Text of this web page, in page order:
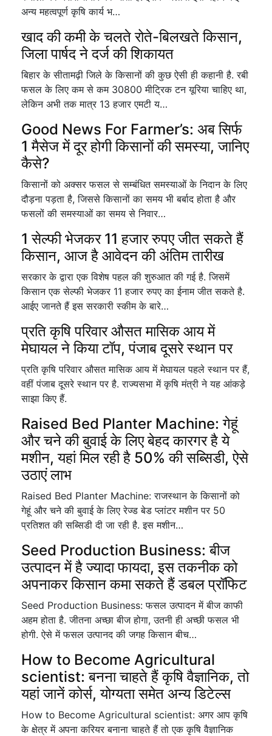
अन्य महत्वपूर्ण कृषि कार्य भ…
खाद की कमी के चलते रोते-बिलखते किसान,
जिला पार्षद ने दर्ज की शिकायत
बिहार के सीतामढ़ी जिले के किसानों की कुछ ऐसी ही कहानी है. रबी
फसल के लिए कम से कम 30800 मीट्रिक टन यूरिया चाहिए था,
लेकिन अभी तक मात्र 13 हजार एमटी य…
Good News For Farmer’s: अब सिर्फ
1 मैसेज में दूर होगी किसानों की समस्या, जानिए
कैसे?
किसानों को अक्सर फसल से सम्बंधित समस्याओं के निदान के लिए
दौड़ना पड़ता है, जिससे किसानों का समय भी बर्बाद होता है और
फसलों की समस्याओं का समय से निवार…
1 सेल्फी भेजकर 11 हजार रुपए जीत सकते हैं
किसान, आज है आवेदन की अंतिम तारीख
सरकार के द्वारा एक विशेष पहल की शुरुआत की गई है. जिसमें
किसान एक सेल्फी भेजकर 11 हजार रुपए का ईनाम जीत सकते है.
आईए जानते हैं इस सरकारी स्कीम के बारे…
प्रति कृषि परिवार औसत मासिक आय में
मेघायल ने किया टॉप, पंजाब दूसरे स्थान पर
प्रति कृषि परिवार औसत मासिक आय में मेघायल पहले स्थान पर हैं,
वहीं पंजाब दूसरे स्थान पर है. राज्यसभा में कृषि मंत्री ने यह आंकड़े
साझा किए हैं.
Raised Bed Planter Machine: गेहूं
और चने की बुवाई के लिए बेहद कारगर है ये
मशीन, यहां मिल रही है 50% की सब्सिडी, ऐसे
उठाएं लाभ
Raised Bed Planter Machine: राजस्थान के किसानों को
गेहूं और चने की बुवाई के लिए रेज्ड बेड प्लांटर मशीन पर 50
प्रतिशत की सब्सिडी दी जा रही है. इस मशीन…
Seed Production Business: बीज
उत्पादन में है ज्यादा फायदा, इस तकनीक को
अपनाकर किसान कमा सकते हैं डबल प्रॉफिट
Seed Production Business: फसल उत्पादन में बीज काफी
अहम होता है. जीतना अच्छा बीज होगा, उतनी ही अच्छी फसल भी
होगी. ऐसे में फसल उत्पानद की जगह किसान बीच…
How to Become Agricultural
scientist: बनना चाहते हैं कृषि वैज्ञानिक, तो
यहां जानें कोर्स, योग्यता समेत अन्य डिटेल्स
How to Become Agricultural scientist: अगर आप कृषि
के क्षेत्र में अपना करियर बनाना चाहते हैं तो एक कृषि वैज्ञानिक